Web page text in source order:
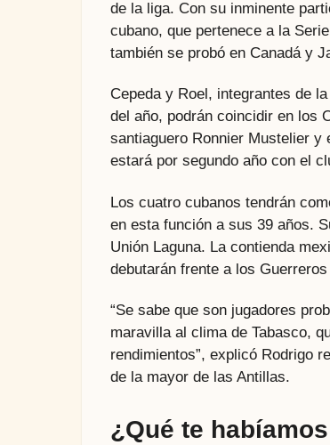
de la liga. Con su inminente
cubano, que pertenece a la
también se probó en Canadá y
Cepeda y Roel, integrantes de
del año, podrán coincidir en los
santiaguero Ronnier Mustelier y
estará por segundo año con el
Los cuatro cubanos tendrán
en esta función a sus 39 años.
Unión Laguna. La contienda
debutarán frente a los
“Se sabe que son jugadores
maravilla al clima de Tabasco,
rendimientos”, explicó Rodrigo
de la mayor de las Antillas.
¿Qué te